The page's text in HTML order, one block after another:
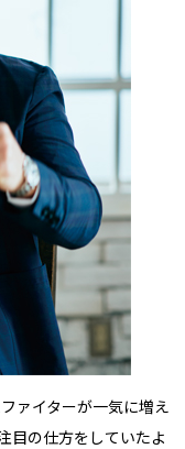
ァイターが一気に増え
目の仕方をしていたよ